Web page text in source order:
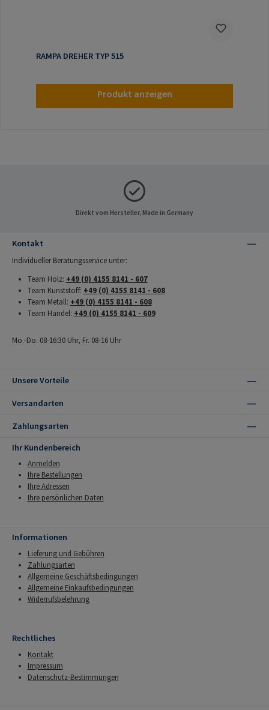
RAMPA DREHER TYP 515
Produkt anzeigen
Direkt vom Hersteller, Made in Germany
Kontakt
Individueller Beratungsservice unter:
Team Holz: +49 (0) 4155 8141 - 607
Team Kunststoff: +49 (0) 4155 8141 - 608
Team Metall: +49 (0) 4155 8141 - 608
Team Handel: +49 (0) 4155 8141 - 609
Mo.-Do. 08-16:30 Uhr, Fr. 08-16 Uhr
Unsere Vorteile
Versandarten
Zahlungsarten
Ihr Kundenbereich
Anmelden
Ihre Bestellungen
Ihre Adressen
Ihre persönlichen Daten
Informationen
Lieferung und Gebühren
Zahlungsarten
Allgemeine Geschäftsbedingungen
Allgemeine Einkaufsbedingungen
Widerrufsbelehrung
Rechtliches
Kontakt
Impressum
Datenschutz-Bestimmungen